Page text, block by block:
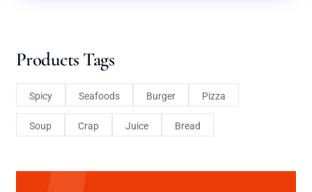
Products Tags
Spicy Seafoods Burger Pizza
Soup Crap Juice Bread